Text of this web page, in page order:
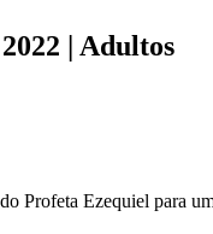
| Adultos
Profeta Ezequiel para